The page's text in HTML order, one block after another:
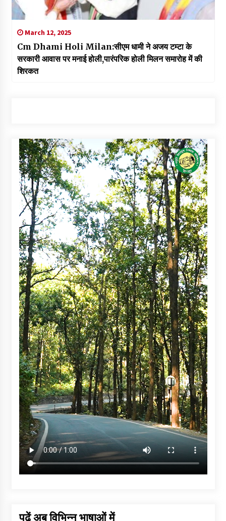
March 12, 2025
Cm Dhami Holi Milan:सीएम धामी ने अजय टम्टा के
सरकारी आवास पर मनाई होली,पारंपरिक होली मिलन समारोह में की
शिरकत
पढ़ें अब विभिन्न भाषाओं में